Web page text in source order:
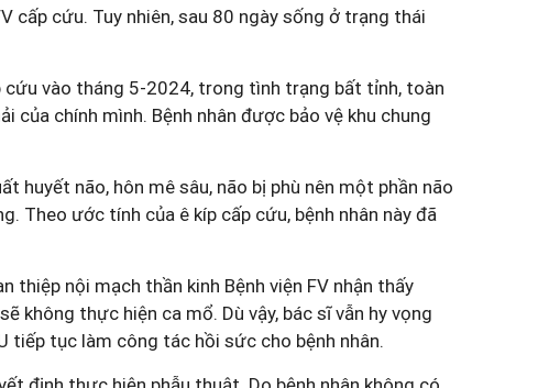
cấp cứu. Tuy nhiên, sau 80 ngày sống ở trạng thái
vào tháng 5-2024, trong tình trạng bất tỉnh, toàn
của chính mình. Bệnh nhân được bảo vệ khu chung
huyết não, hôn mê sâu, não bị phù nên một phần não
Theo ước tính của ê kíp cấp cứu, bệnh nhân này đã
thiệp nội mạch thần kinh Bệnh viện FV nhận thấy
không thực hiện ca mổ. Dù vậy, bác sĩ vẫn hy vọng
tiếp tục làm công tác hồi sức cho bệnh nhân.